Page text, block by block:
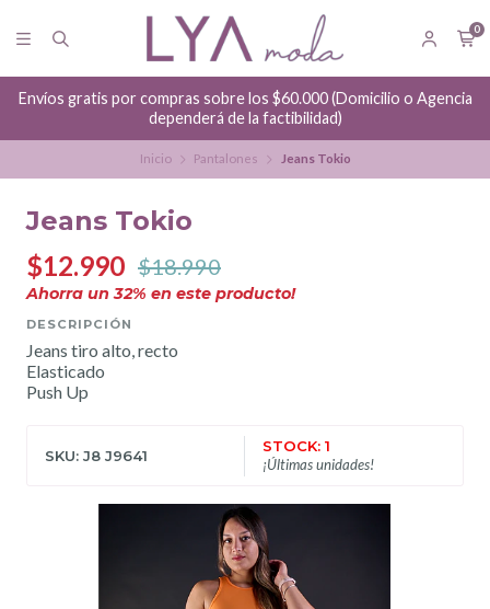
0
Envíos gratis por compras sobre los $60.000 (Domicilio o Agencia
dependerá de la factibilidad)
Inicio Pantalones Jeans Tokio
Jeans Tokio
$12.990 $18.990
Ahorra un32% en este producto!
DESCRIPCIÓN
Jeans tiro alto, recto
Elasticado
Push Up
SKU: J8 J9641
STOCK: 1
¡Últimas unidades!